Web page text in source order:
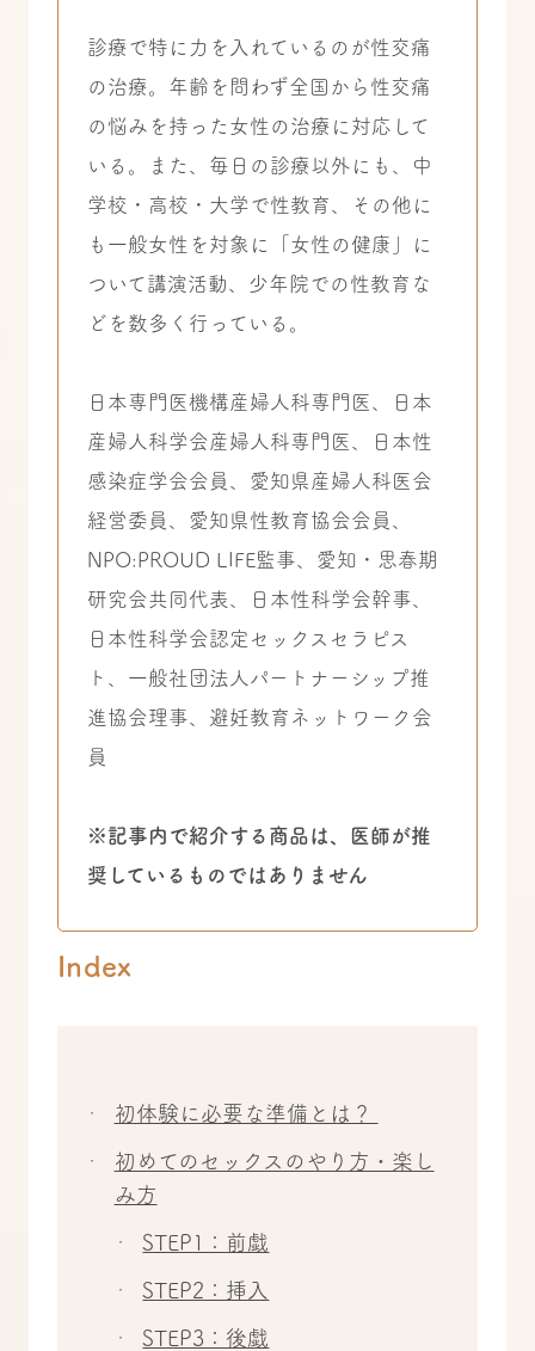
診療で特に力を入れているのが性交痛
の治療。年齢を問わず全国から性交痛
の悩みを持った女性の治療に対応して
いる。また、毎日の診療以外にも、中
学校・高校・大学で性教育、その他に
も一般女性を対象に「女性の健康」に
ついて講演活動、少年院での性教育な
どを数多く行っている。
日本専門医機構産婦人科専門医、日本
産婦人科学会産婦人科専門医、日本性
感染症学会会員、愛知県産婦人科医会
経営委員、愛知県性教育協会会員、
NPO:PROUD LIFE監事、愛知・思春期
研究会共同代表、日本性科学会幹事、
日本性科学会認定セックスセラピス
ト、一般社団法人パートナーシップ推
進協会理事、避妊教育ネットワーク会
員
※記事内で紹介する商品は、医師が推
奨しているものではありません
Index
初体験に必要な準備とは？
初めてのセックスのやり方・楽し
み方
STEP1：前戯
STEP2：挿入
STEP3：後戯